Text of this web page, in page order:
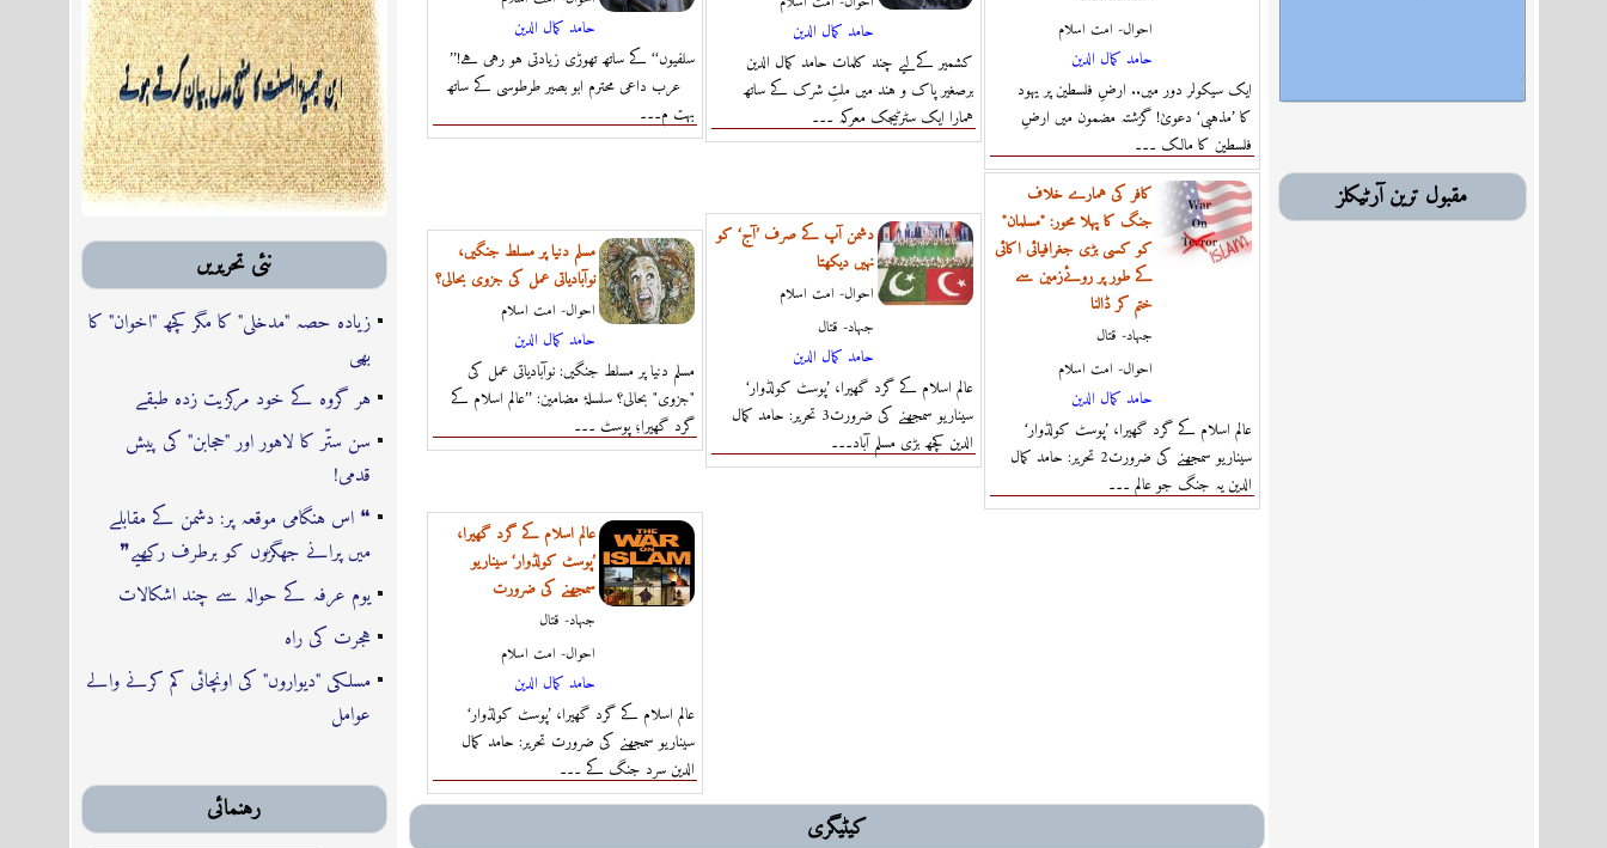
نئى تحريريں
زیادہ حصہ "مدخلی" کا مگر کچھ "اخوان" کا
بھی
ہر گروہ کے خود مرکزیت زدہ طبقے
سن ستّر کا لاہور اور "حجابن" کی پیش
قدمی!
❝ اس ہنگامی موقعہ پر: دشمن کے مقابلے
میں پرانے جھگڑوں کو برطرف رکھیے❞
یوم عرفہ کے حوالہ سے چند اشکالات
ہجرت کی راہ
مسلکی "دیواروں" کی اونچائی کم کرنے والے
عوامل
رہنمائى
مقبول ترین آرٹیکلز
حامد كمال الدين
’’سلفیوں‘‘ کے ساتھ تھوڑی زیادتی ہو رہی ہے!
عرب داعی محترم ابو بصیر طرطوسی کے ساتھ
بہت م۔۔۔
حامد كمال الدين
کشمیر کےلیے چند کلمات حامد کمال الدین
برصغیر پاک و ہند میں ملتِ شرک کے ساتھ
ہمارا ایک سٹرٹیجک معرکہ ۔۔۔
احوال- امت اسلام
حامد كمال الدين
ایک سیکولر دور میں.. ارضِ فلسطین پر یہود
کا ’مذہبی‘ دعویٰ! گزشتہ مضمون میں ارضِ
فلسطین کا مالک ۔۔۔
مسلم دنیا پر مسلط جنگیں،
نوآبادیاتی عمل کی جزوی بحالی؟
احوال- امت اسلام
حامد كمال الدين
مسلم دنیا پر مسلط جنگیں: نوآبادیاتی عمل کی
"جزوی" بحالی؟ سلسلۂ مضامین: ’’عالم اسلام کے
گرد گھیرا؛ پوسٹ ۔۔۔
دشمن آپ کے صرف ’آج‘ کو
نہیں دیکھتا
احوال- امت اسلام
جہاد- قتال
حامد كمال الدين
عالم اسلام کے گرد گھیرا، ’پوسٹ کولڈوار‘
سیناریو سمجھنے کی ضرورت3 تحریر: حامد کمال
الدین کچھ بڑی مسلم آباد۔۔۔
کافر کی ہمارے خلاف
جنگ کا پہلا محور: "مسلمان"
کو کسی بڑی جغرافیائی اکائی
کے طور پر روئےزمین سے
ختم کر ڈالنا
جہاد- قتال
احوال- امت اسلام
حامد كمال الدين
عالم اسلام کے گرد گھیرا، ’پوسٹ کولڈوار‘
سیناریو سمجھنے کی ضرورت2 تحریر: حامد کمال
الدین یہ جنگ جو عالم ۔۔۔
عالم اسلام کے گرد گھیرا،
’پوسٹ کولڈوار‘ سیناریو
سمجھنے کی ضرورت
جہاد- قتال
احوال- امت اسلام
حامد كمال الدين
عالم اسلام کے گرد گھیرا، ’پوسٹ کولڈوار‘
سیناریو سمجھنے کی ضرورت تحریر: حامد کمال
الدین سرد جنگ کے ۔۔۔
کیٹیگری